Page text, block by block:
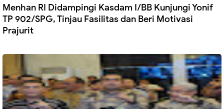
Menhan RI Didampingi Kasdam I/BB Kunjungi Yonif
TP 902/SPG, Tinjau Fasilitas dan Beri Motivasi
Prajurit